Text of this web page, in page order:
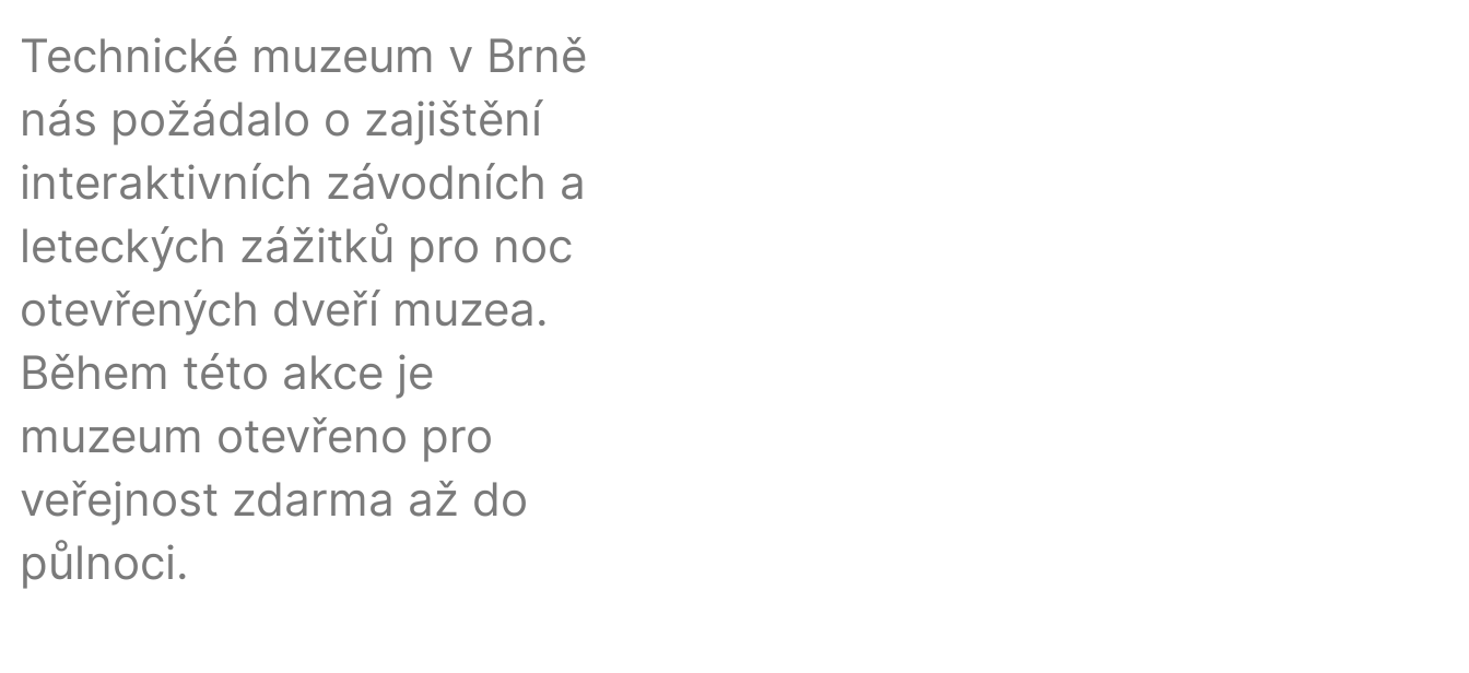
Technické muzeum v Brně
nás požádalo o zajištění
interaktivních závodních a
leteckých zážitků pro noc
otevřených dveří muzea.
Během této akce je
muzeum otevřeno pro
veřejnost zdarma až do
půlnoci.